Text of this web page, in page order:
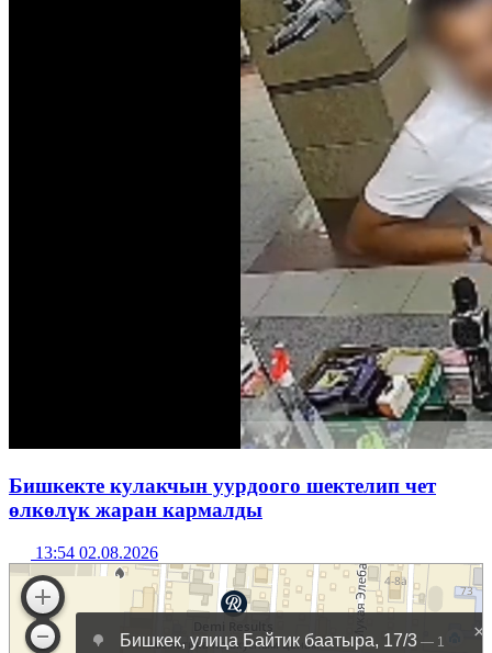
Бишкекте кулакчын уурдоого шектелип чет
өлкөлүк жаран кармалды
13:54 02.08.2026